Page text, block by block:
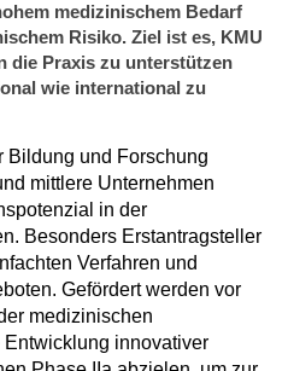
medizinischem Bedarf
Risiko. Ziel ist es, KMU
die Praxis zu unterstützen
wie international zu
Bildung und Forschung
mittlere Unternehmen
in der
Besonders Erstantragsteller
Verfahren und
Gefördert werden vor
medizinischen
innovativer